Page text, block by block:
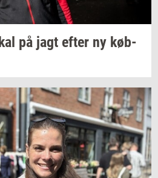
på jagt efter ny køb­